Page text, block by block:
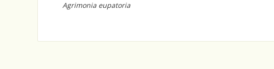
Agrimonia eupatoria